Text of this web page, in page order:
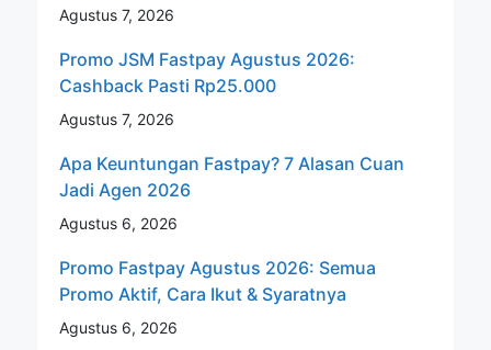
Agustus 7, 2026
Promo JSM Fastpay Agustus 2026:
Cashback Pasti Rp25.000
Agustus 7, 2026
Apa Keuntungan Fastpay? 7 Alasan Cuan
Jadi Agen 2026
Agustus 6, 2026
Promo Fastpay Agustus 2026: Semua
Promo Aktif, Cara Ikut & Syaratnya
Agustus 6, 2026